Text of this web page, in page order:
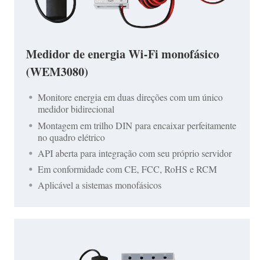
Medidor de energia Wi-Fi monofásico
(WEM3080)
Monitore energia em duas direções com um único
medidor bidirecional
Montagem em trilho DIN para encaixar perfeitamente
no quadro elétrico
API aberta para integração com seu próprio servidor
Em conformidade com CE, FCC, RoHS e RCM
Aplicável a sistemas monofásicos